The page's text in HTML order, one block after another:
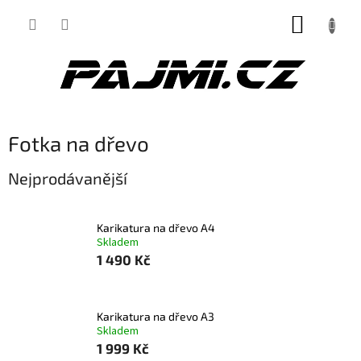
Fotka na dřevo
Nejprodávanější
Karikatura na dřevo A4
Skladem
1 490 Kč
Karikatura na dřevo A3
Skladem
1 999 Kč